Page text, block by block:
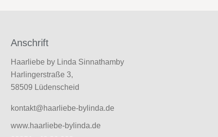
Anschrift
Haarliebe by Linda Sinnathamby
Harlingerstraße 3,
58509 Lüdenscheid
kontakt@haarliebe-bylinda.de
www.haarliebe-bylinda.de